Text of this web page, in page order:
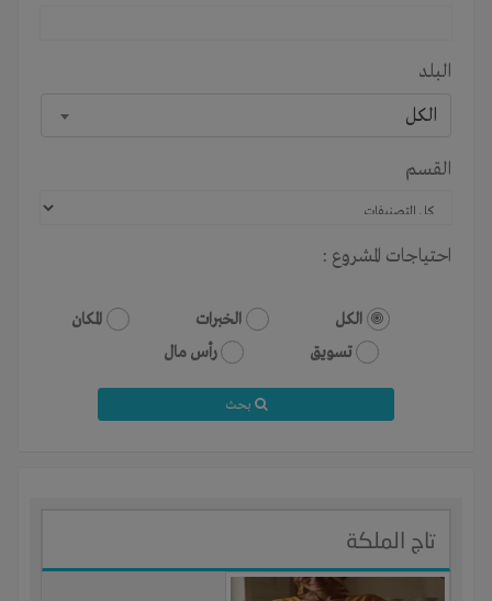
البلد
الكل
القسم
احتياجات المشروع :
الكل الخبرات
المكان
تسويق
رأس مال
تاج الملكة